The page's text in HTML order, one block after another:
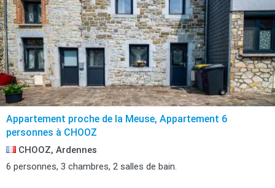
Appartement proche de la Meuse, Appartement 6
personnes à CHOOZ
CHOOZ, Ardennes
6 personnes, 3 chambres, 2 salles de bain.